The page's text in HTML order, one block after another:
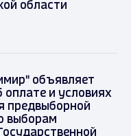
области
объявляет
оплате и условиях
предвыборной
выборам